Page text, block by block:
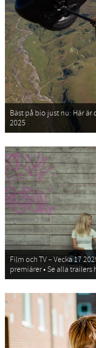
Bäst på bio just nu: Här
2025
Film och TV – Vecka 17
premiärer • Se alla trailers